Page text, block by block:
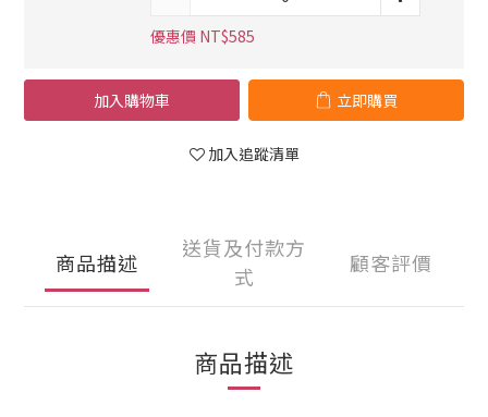
優惠價 NT$585
加入購物車 立即購買
加入追蹤清單
商品描述
送貨及付款方
式
顧客評價
商品描述